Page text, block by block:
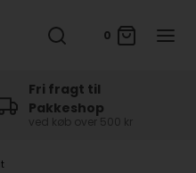
0
Fri fragt til
Pakkeshop
ved køb over 500 kr